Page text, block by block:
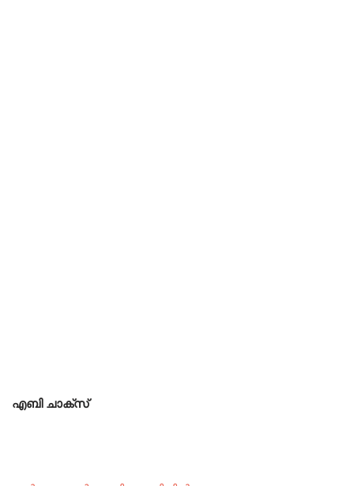
എബി ചാക്സ്